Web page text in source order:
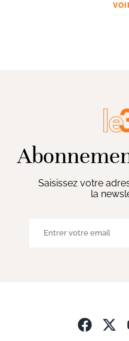
Saisissez votre
la